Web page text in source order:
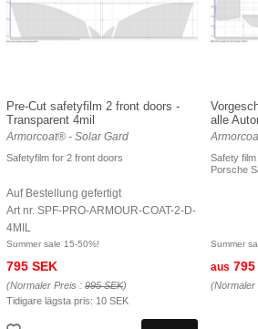
Pre-Cut safetyfilm 2 front doors -
Transparent 4mil
Armorcoat® - Solar Gard
Safetyfilm for 2 front doors
Auf Bestellung gefertigt
Art nr. SPF-PRO-ARMOUR-COAT-2-D-
4MIL
Summer sale 15-50%!
795 SEK
(Normaler Preis : 995 SEK)
Tidigare lägsta pris: 10 SEK
alle
Safety
Porsche
Summer
aus 795
(Normaler